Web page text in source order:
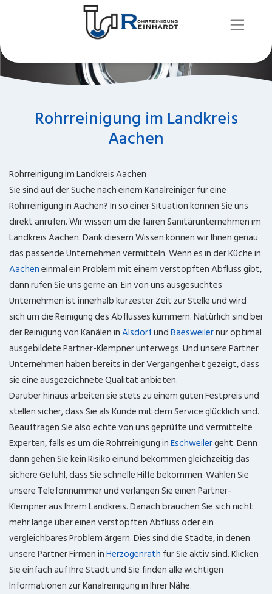
Rohrreinigung im Landkreis
Aachen
Rohrreinigung im Landkreis Aachen
Sie sind auf der Suche nach einem Kanalreiniger für eine
Rohrreinigung in Aachen? In so einer Situation können Sie uns
direkt anrufen. Wir wissen um die fairen Sanitärunternehmen im
Landkreis Aachen. Dank diesem Wissen können wir Ihnen genau
das passende Unternehmen vermitteln. Wenn es in der Küche in
Aacheneinmal ein Problem mit einem verstopften Abfluss gibt,
dann rufen Sie uns gerne an. Ein von uns ausgesuchtes
Unternehmen ist innerhalb kürzester Zeit zur Stelle und wird
sich um die Reinigung des Abflusses kümmern. Natürlich sind bei
der Reinigung von Kanälen inAlsdorfundBaesweilernur optimal
ausgebildete Partner-Klempner unterwegs. Und unsere Partner
Unternehmen haben bereits in der Vergangenheit gezeigt, dass
sie eine ausgezeichnete Qualität anbieten.
Darüber hinaus arbeiten sie stets zu einem guten Festpreis und
stellen sicher, dass Sie als Kunde mit dem Service glücklich sind.
Beauftragen Sie also echte von uns geprüfte und vermittelte
Experten, falls es um die Rohrreinigung inEschweilergeht. Denn
dann gehen Sie kein Risiko einund bekommen gleichzeitig das
sichere Gefühl, dass Sie schnelle Hilfe bekommen. Wählen Sie
unsere Telefonnummer und verlangen Sie einen Partner-
Klempner aus Ihrem Landkreis. Danach brauchen Sie sich nicht
mehr lange über einen verstopften Abfluss oder ein
vergleichbares Problem ärgern. Dies sind die Städte, in denen
unsere Partner Firmen inHerzogenrath für Sie aktiv sind. Klicken
Sie einfach auf Ihre Stadt und Sie finden alle wichtigen
Informationen zur Kanalreinigung in Ihrer Nähe.